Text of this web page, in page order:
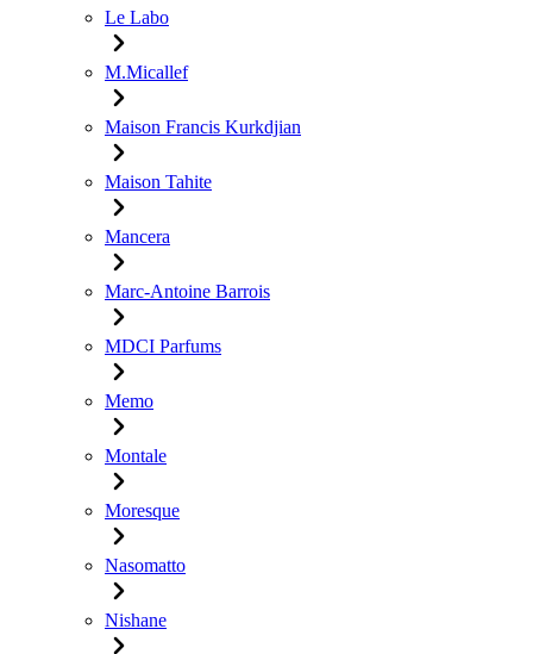
Le Labo
M.Micallef
Maison Francis Kurkdjian
Maison Tahite
Mancera
Marc-Antoine Barrois
MDCI Parfums
Memo
Montale
Moresque
Nasomatto
Nishane